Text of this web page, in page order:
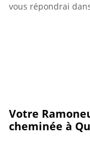
vous répondrai
Votre
cheminée à